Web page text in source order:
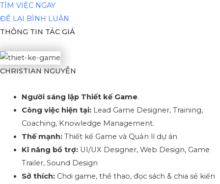
TÌM VIỆC NGAY
ĐỂ LẠI BÌNH LUẬN
THÔNG TIN TÁC GIẢ
CHRISTIAN NGUYỄN
Người sáng lập Thiết kế Game.
Công việc hiện tại:Lead Game Designer, Training,
Coaching, Knowledge Management.
Thế mạnh:Thiết kế Game và Quản lí dự án
Kĩ năng bổ trợ:UI/UX Designer, Web Design, Game
Trailer, Sound Design
Sở thích:Chơi game, thể thao, đọc sách & chia sẻ kiến